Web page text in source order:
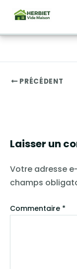
contenu
PRÉCÉDENT
Laisser un
Votre adresse
champs
Commentaire *